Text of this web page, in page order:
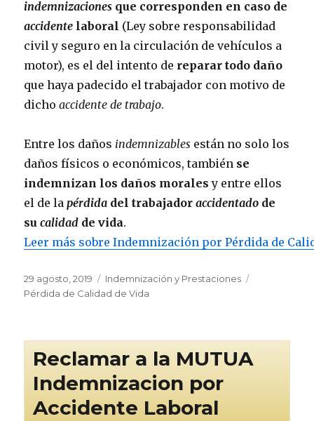
indemnizaciones que corresponden en caso de
accidente laboral (Ley sobre responsabilidad
civil y seguro en la circulación de vehículos a
motor), es el del intento de reparar todo daño
que haya padecido el trabajador con motivo de
dichoaccidente de trabajo.
Entre los daños indemnizables están no solo los
daños físicos o económicos, también se
indemnizan los daños morales y entre ellos
el de lapérdida del trabajadoraccidentado de
sucalidad de vida.
Leer más sobre Indemnización por Pérdida de
Publicado
el
29 agosto, 2019 Categorías
Indemnización y Prestaciones
Pérdida de Calidad de Vida
Reclamar a la MUTUA
Indemnizacion por
Accidente Laboral